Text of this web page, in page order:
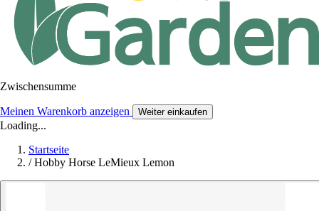
Zwischensumme
Meinen Warenkorb anzeigen Weiter einkaufen
Loading...
Startseite
/ Hobby Horse LeMieux Lemon